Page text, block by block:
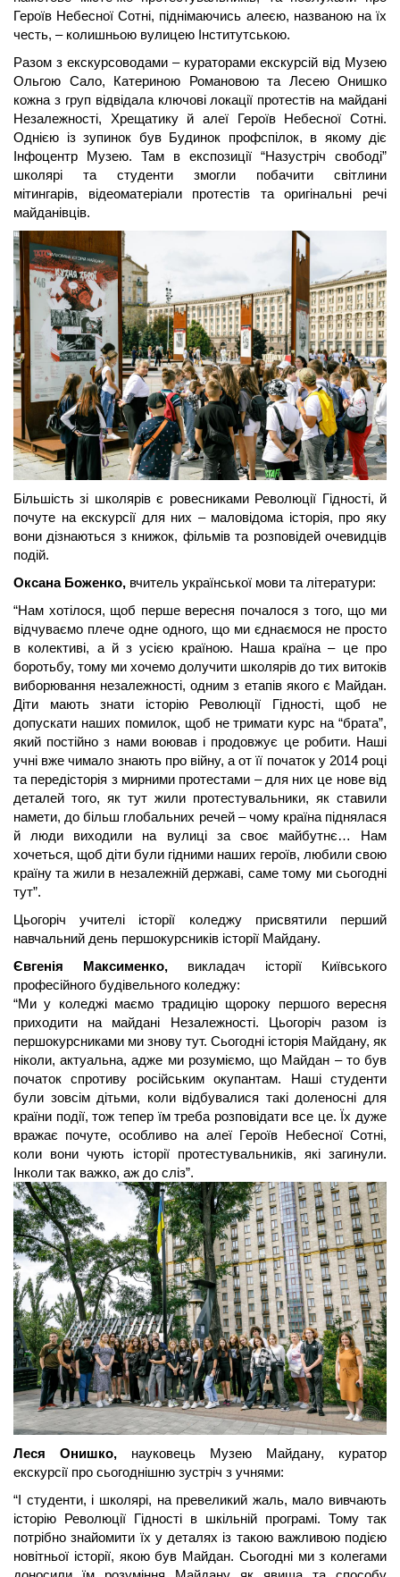
Героїв Небесної Сотні, піднімаючись алеєю, названою на їх
честь, – колишньою вулицею Інститутською.
Разом з екскурсоводами – кураторами екскурсій від Музею
Ольгою Сало, Катериною Романовою та Лесею Онишко
кожна з груп відвідала ключові локації протестів на майдані
Незалежності, Хрещатику й алеї Героїв Небесної Сотні.
Однією із зупинок був Будинок профспілок, в якому діє
Інфоцентр Музею. Там в експозиції “Назустріч свободі”
школярі та студенти змогли побачити світлини
мітингарів, відеоматеріали протестів та оригінальні речі
майданівців.
Більшість зі школярів є ровесниками Революції Гідності, й
почуте на екскурсії для них – маловідома історія, про яку
вони дізнаються з книжок, фільмів та розповідей очевидців
подій.
Оксана Боженко, вчитель української мови та літератури:
“Нам хотілося, щоб перше вересня почалося з того, що ми
відчуваємо плече одне одного, що ми єднаємося не просто
в колективі, а й з усією країною. Наша країна – це про
боротьбу, тому ми хочемо долучити школярів до тих витоків
виборювання незалежності, одним з етапів якого є Майдан.
Діти мають знати історію Революції Гідності, щоб не
допускати наших помилок, щоб не тримати курс на “брата”,
який постійно з нами воював і продовжує це робити. Наші
учні вже чимало знають про війну, а от її початок у 2014 році
та передісторія з мирними протестами – для них це нове від
деталей того, як тут жили протестувальники, як ставили
намети, до більш глобальних речей – чому країна піднялася
й люди виходили на вулиці за своє майбутнє… Нам
хочеться, щоб діти були гідними наших героїв, любили свою
країну та жили в незалежній державі, саме тому ми сьогодні
тут”.
Цьогоріч учителі історії коледжу присвятили перший
навчальний день першокурсників історії Майдану.
Євгенія Максименко, викладач історії Київського
професійного будівельного коледжу:
“Ми у коледжі маємо традицію щороку першого вересня
приходити на майдані Незалежності. Цьогоріч разом із
першокурсниками ми знову тут. Сьогодні історія Майдану, як
ніколи, актуальна, адже ми розуміємо, що Майдан – то був
початок спротиву російським окупантам. Наші студенти
були зовсім дітьми, коли відбувалися такі доленосні для
країни події, тож тепер їм треба розповідати все це. Їх дуже
вражає почуте, особливо на алеї Героїв Небесної Сотні,
коли вони чують історії протестувальників, які загинули.
Інколи так важко, аж до сліз”.
Леся Онишко, науковець Музею Майдану, куратор
екскурсії про сьогоднішню зустріч з учнями:
“І студенти, і школярі, на превеликий жаль, мало вивчають
історію Революції Гідності в шкільній програмі. Тому так
потрібно знайомити їх у деталях із такою важливою подією
новітньої історії, якою був Майдан. Сьогодні ми з колегами